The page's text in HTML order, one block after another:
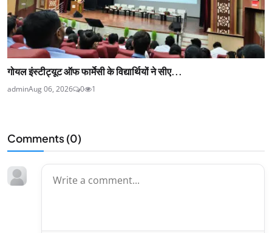
गोयल इंस्टीट्यूट ऑफ फार्मेसी के विद्यार्थियों ने सीए...
adminAug 06, 2026 0 1
Comments (0)